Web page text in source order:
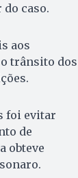
caso.
aos
trânsito dos
foi evitar
de
obteve